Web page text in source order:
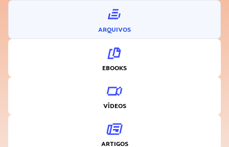
ARQUIVOS
EBOOKS
VÍDEOS
ARTIGOS